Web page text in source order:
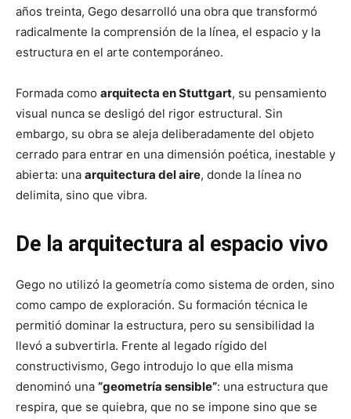
años treinta, Gego desarrolló una obra que transformó
radicalmente la comprensión de la línea, el espacio y la
estructura en el arte contemporáneo.
Formada como arquitecta en Stuttgart, su pensamiento
visual nunca se desligó del rigor estructural. Sin
embargo, su obra se aleja deliberadamente del objeto
cerrado para entrar en una dimensión poética, inestable y
abierta: una arquitectura del aire, donde la línea no
delimita, sino que vibra.
De la arquitectura al espacio vivo
Gego no utilizó la geometría como sistema de orden, sino
como campo de exploración. Su formación técnica le
permitió dominar la estructura, pero su sensibilidad la
llevó a subvertirla. Frente al legado rígido del
constructivismo, Gego introdujo lo que ella misma
denominó una “geometría sensible”: una estructura que
respira, que se quiebra, que no se impone sino que se